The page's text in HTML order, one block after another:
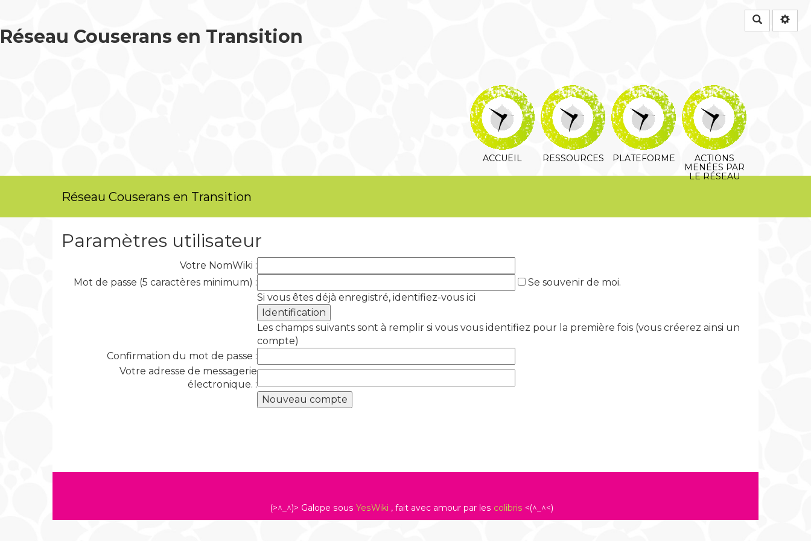
Rechercher
Réseau Couserans en Transition
Réseau Couserans en Transition
ACCUEIL RESSOURCES PLATEFORME
ACTIONS
MENÉES PAR
LE RÉSEAU
Paramètres utilisateur
Votre NomWiki :
Mot de passe (5 caractères minimum) :
Se souvenir de moi.
Si vous êtes déjà enregistré, identifiez-vous ici
Les champs suivants sont à remplir si vous vous identifiez pour la première fois (vous créerez ainsi un
compte)
Confirmation du mot de passe :
Votre adresse de messagerie
électronique. :
(>^_^)> Galope sous YesWiki , fait avec amour par les colibris <(^_^<)